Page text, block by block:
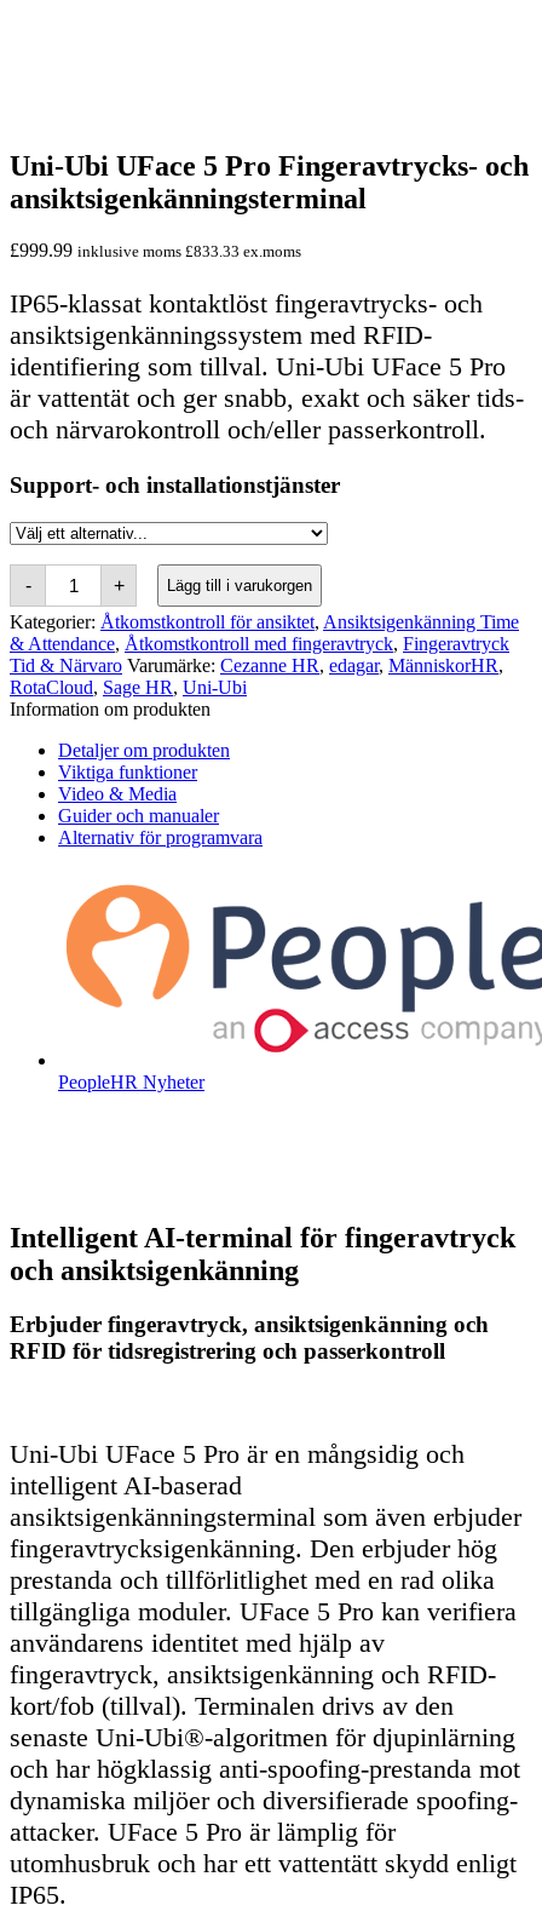
Uni-Ubi UFace 5 Pro Fingeravtrycks- och
ansiktsigenkänningsterminal
£999.99 inklusive moms £833.33 ex.moms
IP65-klassat kontaktlöst fingeravtrycks- och
ansiktsigenkänningssystem med RFID-
identifiering som tillval. Uni-Ubi UFace 5 Pro
är vattentät och ger snabb, exakt och säker tids-
och närvarokontroll och/eller passerkontroll.
Support- och installationstjänster
-
Uni-
Ubi
UFace
5
Pro
Fingerprint
&
Facial
Terminal
kvantitet
+ Lägg till i varukorgen
Kategorier: Åtkomstkontroll för ansiktet, Ansiktsigenkänning Time
& Attendance, Åtkomstkontroll med fingeravtryck, Fingeravtryck
Tid & Närvaro Varumärke: Cezanne HR, edagar, MänniskorHR,
RotaCloud, Sage HR, Uni-Ubi
Information om produkten
Detaljer om produkten
Viktiga funktioner
Video & Media
Guider och manualer
Alternativ för programvara
PeopleHR Nyheter
Intelligent AI-terminal för fingeravtryck
och ansiktsigenkänning
Erbjuder fingeravtryck, ansiktsigenkänning och
RFID för tidsregistrering och passerkontroll
Uni-Ubi UFace 5 Pro är en mångsidig och
intelligent AI-baserad
ansiktsigenkänningsterminal som även erbjuder
fingeravtrycksigenkänning. Den erbjuder hög
prestanda och tillförlitlighet med en rad olika
tillgängliga moduler. UFace 5 Pro kan verifiera
användarens identitet med hjälp av
fingeravtryck, ansiktsigenkänning och RFID-
kort/fob (tillval). Terminalen drivs av den
senaste Uni-Ubi®-algoritmen för djupinlärning
och har högklassig anti-spoofing-prestanda mot
dynamiska miljöer och diversifierade spoofing-
attacker. UFace 5 Pro är lämplig för
utomhusbruk och har ett vattentätt skydd enligt
IP65.